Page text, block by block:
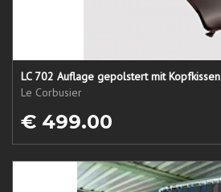
LC 702 Auflage gepolstert mit Kopfkissen
Le Corbusier
€ 499.00